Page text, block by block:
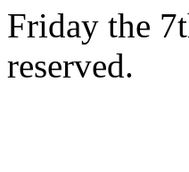
Friday the
reserved.